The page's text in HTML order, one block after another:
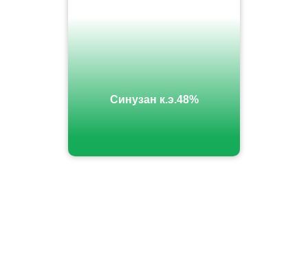
Синузан к.э.48%